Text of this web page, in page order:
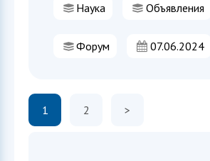
Наука Объявления
Форум 07.06.2024
1 2 >